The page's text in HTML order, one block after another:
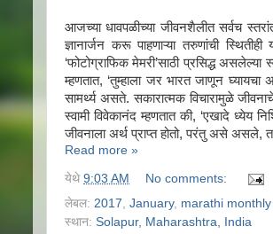
आजच्या धावपळीच्या जीवनशैलीत सर्वच
ज्ञानार्जन करू पाहणाऱ्या तरुणांची
‘फोटोग्राफिक मेमरी’साठी प्रसिद्ध
म्हणतात, ‘तुम्हाला जर भारत जाणून घ्यायचा
सामर्थ्य असते. सकारात्मक विचारामुळे
स्वामी विवेकानंद म्हणतात की, ‘एखादे
जीवनाला अर्थ प्राप्त होतो, परंतु असे असले,
Read more »
येथे 9:03 AM
No comments:
लेबल: 2017 January, marathi
स्थान: Solapur, Maharashtra, India